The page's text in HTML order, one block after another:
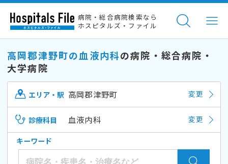
病院・総合病院検索なら
ホスピタルズ・ファイル
高岡郡津野町の血液内科の病院・総合病院・
大学病院
エリア・駅 高岡郡津野町 変更
診療科目 血液内科 変更
キーワード